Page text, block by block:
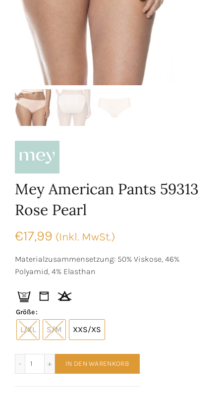
Mey American Pants 59313
Rose Pearl
€17,99 (Inkl. MwSt.)
Materialzusammensetzung: 50% Viskose, 46%
Polyamid, 4% Elasthan
Größe
L/XL S/M XXS/XS
IN DEN WARENKORB